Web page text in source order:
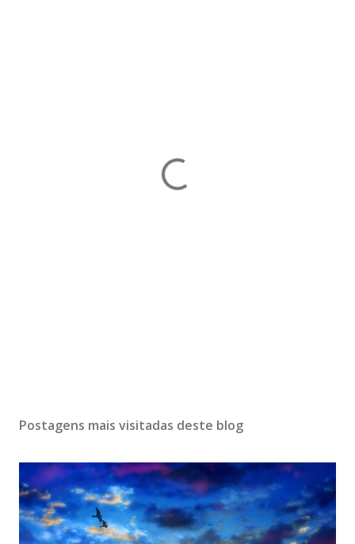
Postagens mais visitadas deste blog